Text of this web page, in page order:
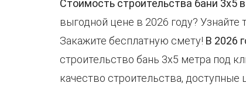
Стоимость строительства бани 3х5
выгодной цене в 2026 году?
Закажите бесплатную смету! В 2026
строительство бань 3х5 метра под
качество строительства,